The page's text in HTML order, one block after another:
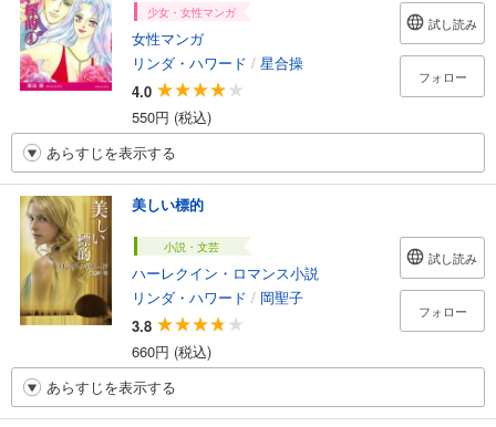
少女・女性マンガ
女性マンガ
リンダ・ハワード / 星合操
4.0
550円 (税込)
試し読み
フォロー
あらすじを表示する
美しい標的
小説・文芸
ハーレクイン・ロマンス小説
リンダ・ハワード / 岡聖子
3.8
660円 (税込)
試し読み
フォロー
あらすじを表示する